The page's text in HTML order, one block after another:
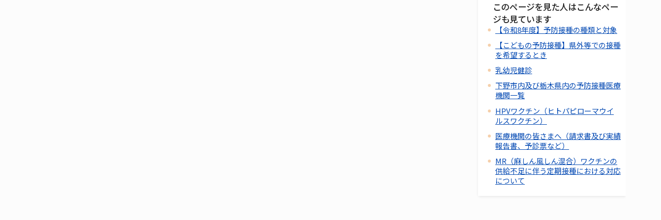
このページを見た人はこんなペー
ジも見ています
【令和8年度】予防接種の種類と対象
【こどもの予防接種】県外等での接種
を希望するとき
乳幼児健診
下野市内及び栃木県内の予防接種医療
機関一覧
HPVワクチン（ヒトパピローマウイ
ルスワクチン）
医療機関の皆さまへ（請求書及び実績
報告書、予診票など）
MR（麻しん風しん混合）ワクチンの
供給不足に伴う定期接種における対応
について